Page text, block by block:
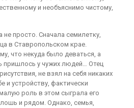
и необъяснимо чистому,
не просто. Сначала семилетку,
в Ставропольском крае.
что некуда было деваться, а
пришлось у чужих людей… Отец
не взял на себя никаких
и устройству, фактически
роль в этом сыграла его
и рядом. Однако, семья,